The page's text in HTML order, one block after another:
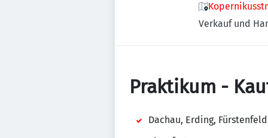
Verkauf und
Praktikum -
Dachau, Erding,